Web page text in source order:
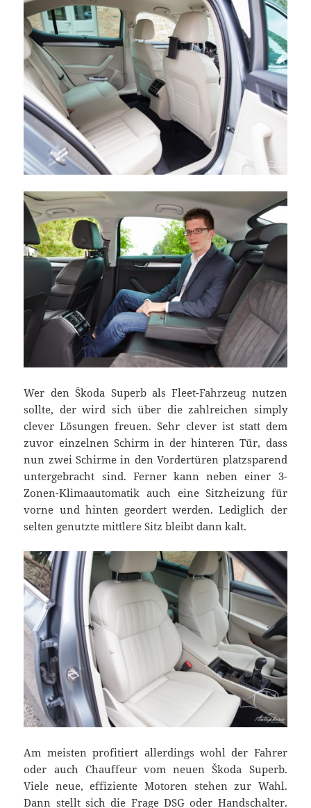
Wer den Škoda Superb als Fleet-Fahrzeug nutzen
sollte, der wird sich über die zahlreichen simply
clever Lösungen freuen. Sehr clever ist statt dem
zuvor einzelnen Schirm in der hinteren Tür, dass
nun zwei Schirme in den Vordertüren platzsparend
untergebracht sind. Ferner kann neben einer 3-
Zonen-Klimaautomatik auch eine Sitzheizung für
vorne und hinten geordert werden. Lediglich der
selten genutzte mittlere Sitz bleibt dann kalt.
Am meisten profitiert allerdings wohl der Fahrer
oder auch Chauffeur vom neuen Škoda Superb.
Viele neue, effiziente Motoren stehen zur Wahl.
Dann stellt sich die Frage DSG oder Handschalter.